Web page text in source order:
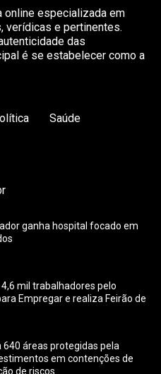
online especializada em
verídicas e pertinentes.
das
é se estabelecer como a
Saúde
ganha hospital focado em
mil trabalhadores pelo
Empregar e realiza Feirão de
640 áreas protegidas pela
em contenções de
de riscos